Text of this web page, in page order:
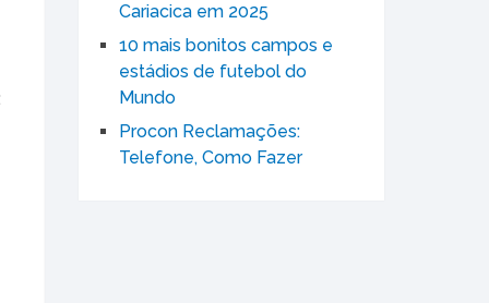
Cariacica em 2025
10 mais bonitos campos e
estádios de futebol do
Mundo
Procon Reclamações:
Telefone, Como Fazer